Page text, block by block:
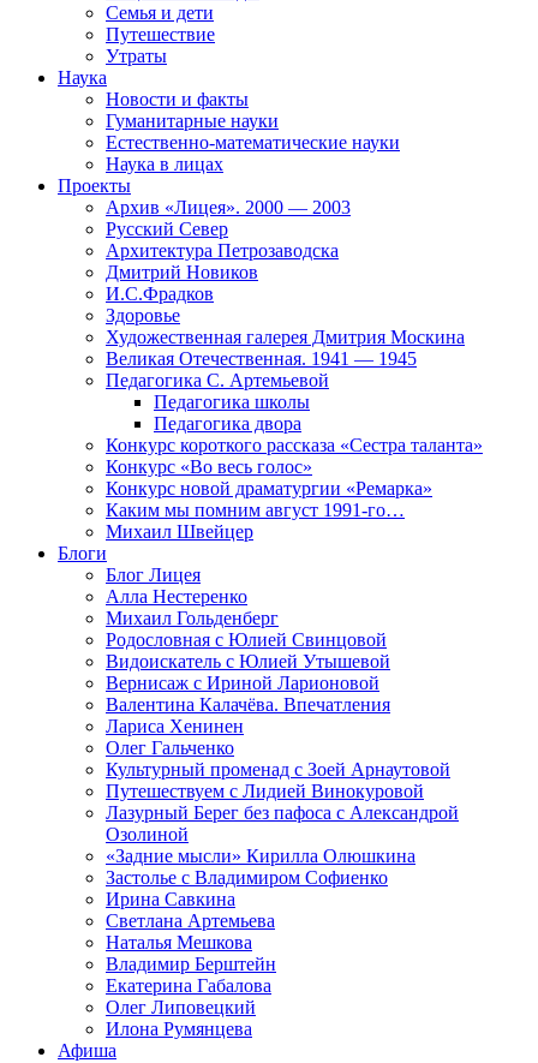
Семья и дети
Путешествие
Утраты
Наука
Новости и факты
Гуманитарные науки
Естественно-математические науки
Наука в лицах
Проекты
Архив «Лицея». 2000 — 2003
Русский Север
Архитектура Петрозаводска
Дмитрий Новиков
И.С.Фрадков
Здоровье
Художественная галерея Дмитрия Москина
Великая Отечественная. 1941 — 1945
Педагогика С. Артемьевой
Педагогика школы
Педагогика двора
Конкурс короткого рассказа «Сестра таланта»
Конкурс «Во весь голос»
Конкурс новой драматургии «Ремарка»
Каким мы помним август 1991-го…
Михаил Швейцер
Блоги
Блог Лицея
Алла Нестеренко
Михаил Гольденберг
Родословная с Юлией Свинцовой
Видоискатель с Юлией Утышевой
Вернисаж с Ириной Ларионовой
Валентина Калачёва. Впечатления
Лариса Хенинен
Олег Гальченко
Культурный променад с Зоей Арнаутовой
Путешествуем с Лидией Винокуровой
Лазурный Берег без пафоса с Александрой
Озолиной
«Задние мысли» Кирилла Олюшкина
Застолье с Владимиром Софиенко
Ирина Савкина
Светлана Артемьева
Наталья Мешкова
Владимир Берштейн
Екатерина Габалова
Олег Липовецкий
Илона Румянцева
Афиша